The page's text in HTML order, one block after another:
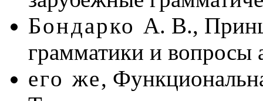
Бондарко А. В.,
грамматики и вопросы
его же,